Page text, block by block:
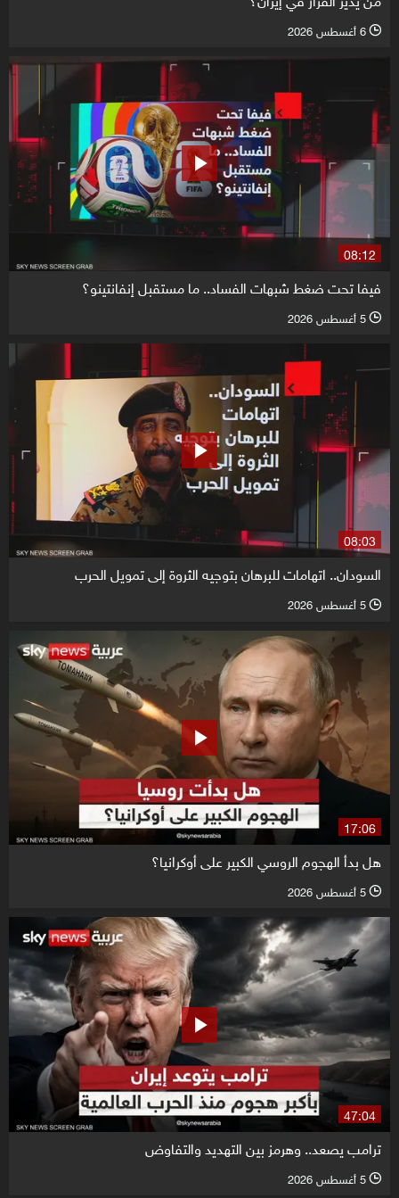
l 6 أغسطس 2026
08:12
فيفا تحت ضغط شبهات الفساد.. ما مستقبل إنفانتينو؟
l 5 أغسطس 2026
08:03
السودان.. اتهامات للبرهان بتوجيه الثروة إلى تمويل الحرب
l 5 أغسطس 2026
17:06
هل بدأ الهجوم الروسي الكبير على أوكرانيا؟
l 5 أغسطس 2026
47:04
ترامب يصعد.. وهرمز بين التهديد والتفاوض
l 5 أغسطس 2026